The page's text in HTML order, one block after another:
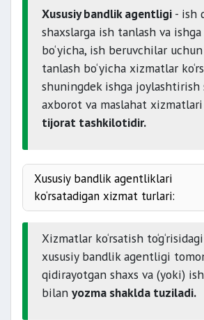
Xususiy bandlik agentligi - ish
shaxslarga ish tanlash va
bo‘yicha, ish beruvchilar
tanlash bo‘yicha xizmatlar
shuningdek ishga joylashtirish
axborot va maslahat xizmatlari
tijorat tashkilotidir.
Xususiy bandlik agentliklari
ko‘rsatadigan xizmat turlari:
ish
kadrlar
ishga
Xizmatlar ko‘rsatish
xususiy bandlik agentligi
qidirayotgan shaxs va (yoki)
bilan yozma shaklda tuziladi.